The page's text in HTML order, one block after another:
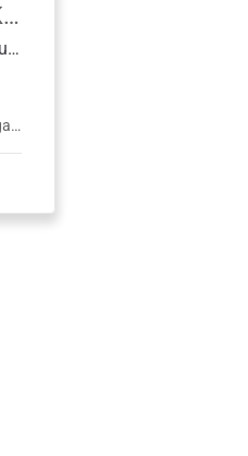
COSMOS RACK MF.H2
Haute pureté - Sécheur à régénération dynamique
THA